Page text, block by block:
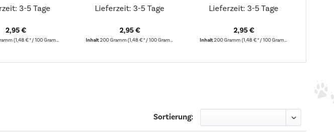
3-5 Tage
2,95 €
(1,48 € * / 100 Gramm)
Lieferzeit: 3-5 Tage
2,95 €
Inhalt200 Gramm(1,48 € * / 100 Gramm)
Lieferzeit: 3-5 Tage
2,95 €
Inhalt200 Gramm(1,48 € * / 100 Gramm)
Sortierung: